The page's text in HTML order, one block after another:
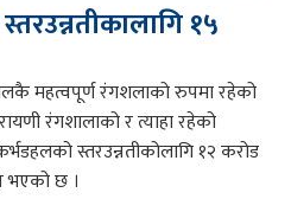
१५
महत्वपूर्ण रंगशलाको रुपमा रहेको
रंगशालाको र त्याहा रहेको
स्तरउन्नतीकोलागि १२ करोड
भएको छ ।